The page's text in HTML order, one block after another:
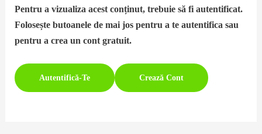
Pentru a vizualiza acest conținut, trebuie să fi autentificat.
Folosește butoanele de mai jos pentru a te autentifica sau
pentru a crea un cont gratuit.
Autentifică-Te Crează Cont